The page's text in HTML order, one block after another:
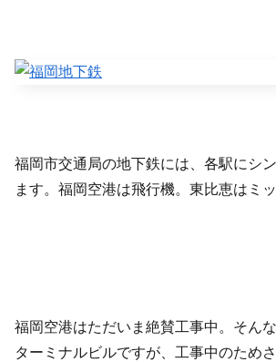
福岡市交通局の地下鉄には、各駅にシ
ます。福岡空港は飛行機。東比恵はミ
福岡空港はただいま絶賛工事中。そん
ターミナルビルですが、工事中のため